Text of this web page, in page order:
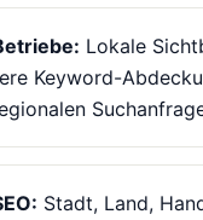
Lokale
Keyword-
Stadt, Land,